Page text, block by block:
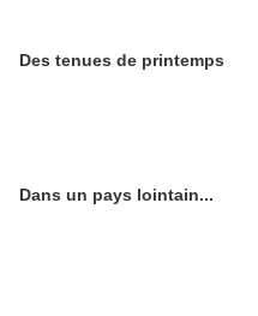
Des tenues de printemps
Dans un pays lointain...